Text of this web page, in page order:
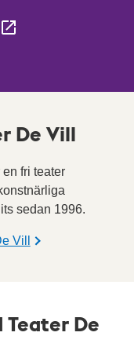
De Vill
fri teater
sedan 1996.
Vill
De